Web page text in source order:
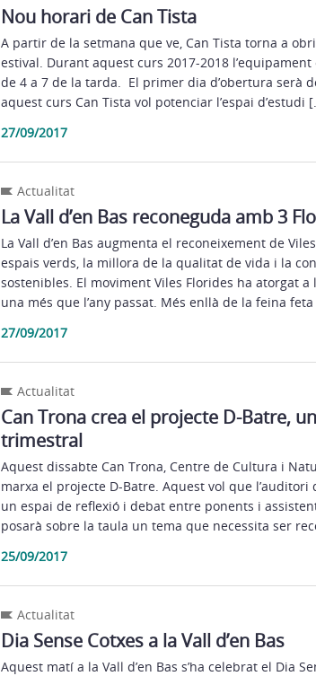
Nou horari de Can Tista
A partir de la setmana que ve, Can Tista torna a
estival. Durant aquest curs 2017-2018
de 4 a 7 de la tarda. El primer dia d’obertura serà
aquest curs Can Tista vol potenciar l’espai d’estudi
27/09/2017
Actualitat
La Vall d’en Bas reconeguda amb 3
La Vall d’en Bas augmenta el reconeixement de
espais verds, la millora de la qualitat de vida i la
sostenibles. El moviment Viles Florides ha atorgat a
una més que l’any passat. Més enllà de la feina
27/09/2017
Actualitat
Can Trona crea el projecte D-Batre,
trimestral
Aquest dissabte Can Trona, Centre de Cultura i
marxa el projecte D-Batre. Aquest vol que
un espai de reflexió i debat entre ponents i
posarà sobre la taula un tema que necessita ser
25/09/2017
Actualitat
Dia Sense Cotxes a la Vall d’en Bas
Aquest matí a la Vall d’en Bas s’ha celebrat el Dia